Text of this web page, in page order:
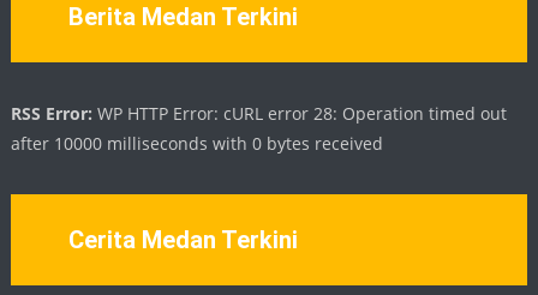
Berita Medan Terkini
RSS Error: WP HTTP Error: cURL error 28: Operation timed out
after 10000 milliseconds with 0 bytes received
Cerita Medan Terkini